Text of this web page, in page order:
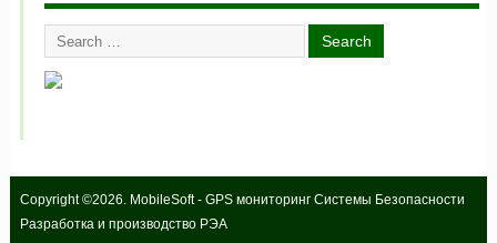
Copyright ©2026. MobileSoft - GPS мониторинг Системы Безопасности
Разработка и производство РЭА